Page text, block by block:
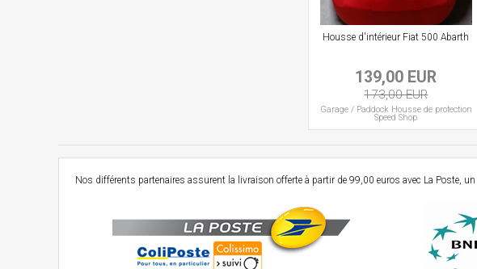
Housse d'intérieur Fiat 500 Abarth
139,00 EUR
173,00 EUR
Garage / Paddock Housse de protection
Speed Shop
Nos différents partenaires assurent la livraison offerte à partir de 99,00 euros avec La Poste,